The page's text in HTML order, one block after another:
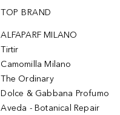
TOP BRAND
ALFAPARF MILANO
Tirtir
Camomilla Milano
The Ordinary
Dolce & Gabbana Profumo
Aveda - Botanical Repair